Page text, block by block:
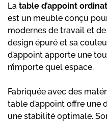
La table d’appoint
est un meuble conçu
modernes de travail et
design épuré et sa
d’appoint apporte une
n’importe quel espace.
Fabriquée avec des
table d’appoint offre
une stabilité optimale.